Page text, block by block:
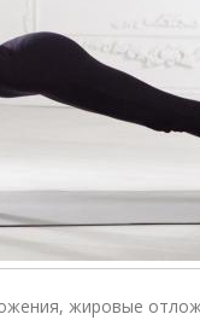
жировые